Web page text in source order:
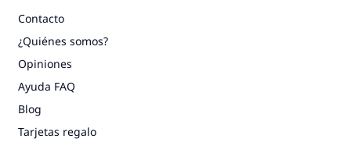
Contacto
¿Quiénes somos?
Opiniones
Ayuda FAQ
Blog
Tarjetas regalo